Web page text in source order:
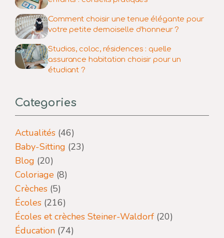
Comment choisir une tenue élégante pour
votre petite demoiselle d’honneur ?
Studios, coloc, résidences : quelle
assurance habitation choisir pour un
étudiant ?
Categories
Actualités (46)
Baby-Sitting (23)
Blog (20)
Coloriage (8)
Crèches (5)
Écoles (216)
Écoles et crèches Steiner-Waldorf (20)
Éducation (74)